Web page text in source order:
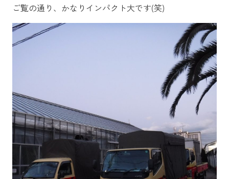
ご覧の通り、かなりインパクト大です(笑)